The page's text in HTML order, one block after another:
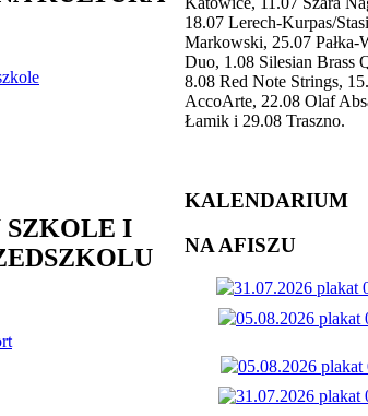
SZKOLE I
18.07 Lerech-Kurpas/
Markowski, 25.07 Pałka-
Duo, 1.08 Silesian Brass
8.08 Red Note Strings,
AccoArte, 22.08 Olaf
Łamik i 29.08 Traszno.
KALENDARIUM
NA AFISZU